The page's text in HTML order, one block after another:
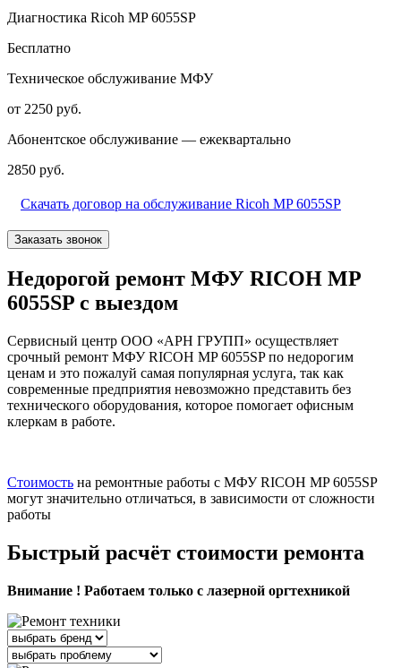
Диагностика Ricoh MP 6055SP
Бесплатно
Техническое обслуживание МФУ
от 2250 руб.
Абонентское обслуживание — ежеквартально
2850 руб.
Скачать договор на обслуживание Ricoh MP 6055SP
Заказать звонок
Недорогой ремонт МФУ RICOH MP
6055SP с выездом
Сервисный центр ООО «АРН ГРУПП» осуществляет
срочный ремонт МФУ RICOH MP 6055SP по недорогим
ценам и это пожалуй самая популярная услуга, так как
современные предприятия невозможно представить без
технического оборудования, которое помогает офисным
клеркам в работе.
Стоимость на ремонтные работы с МФУ RICOH MP 6055SP
могут значительно отличаться, в зависимости от сложности
работы
Быстрый расчёт стоимости ремонта
Внимание ! Работаем только с лазерной оргтехникой